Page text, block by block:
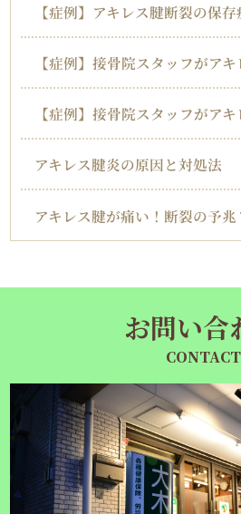
【症例】アキレス腱断裂の保
【症例】接骨院スタッフがア
【症例】接骨院スタッフがア
アキレス腱炎の原因と対処法
アキレス腱が痛い！断裂の予兆
お問い合
CONTACT